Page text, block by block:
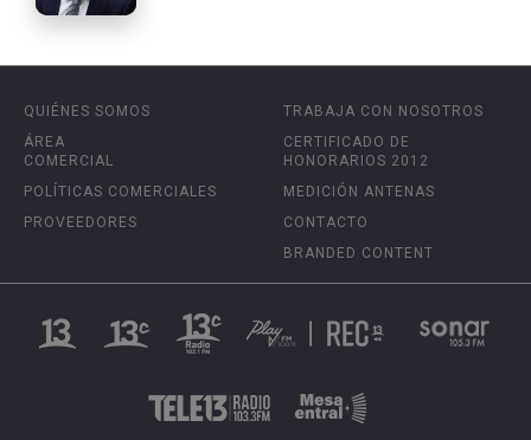
QUIÉNES SOMOS
ÁREA
COMERCIAL
POLÍTICAS COMERCIALES
PROVEEDORES
TRABAJA CON NOSOTROS
CERTIFICADO DE
HONORARIOS 2012
MEDICIÓN ANTENAS
CONTACTO
BRANDED CONTENT